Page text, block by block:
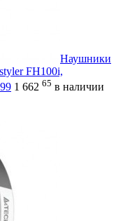
Наушники
FH100i,
1 662 65 в наличии